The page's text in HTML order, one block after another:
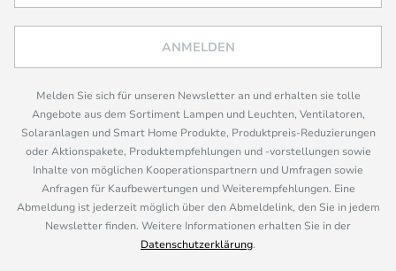
ANMELDEN
Melden Sie sich für unseren Newsletter an und erhalten sie tolle
Angebote aus dem Sortiment Lampen und Leuchten, Ventilatoren,
Solaranlagen und Smart Home Produkte, Produktpreis-Reduzierungen
oder Aktionspakete, Produktempfehlungen und -vorstellungen sowie
Inhalte von möglichen Kooperationspartnern und Umfragen sowie
Anfragen für Kaufbewertungen und Weiterempfehlungen. Eine
Abmeldung ist jederzeit möglich über den Abmeldelink, den Sie in jedem
Newsletter finden. Weitere Informationen erhalten Sie in der
Datenschutzerklärung.